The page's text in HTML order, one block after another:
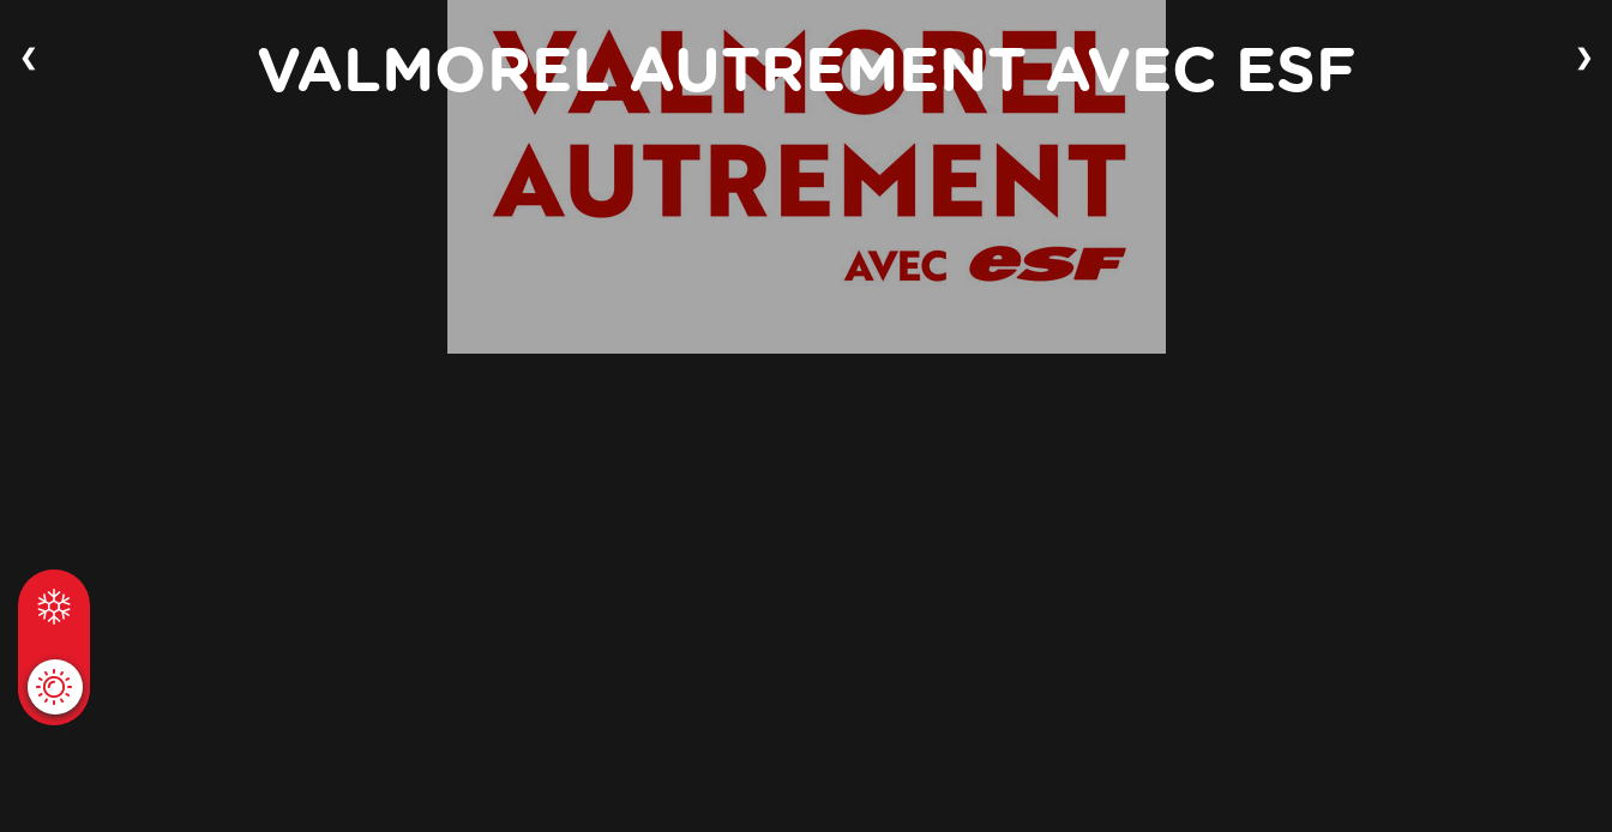
VALMOREL AUTREMENT AVEC ESF
❮ ❯